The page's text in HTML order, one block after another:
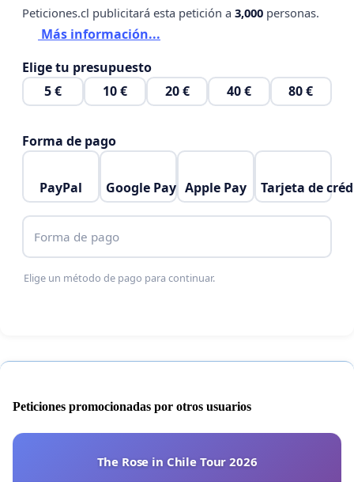
Peticiones.cl publicitará esta petición a 3,000 personas.
Más información...
Elige tu presupuesto
5 €
10 € 20 € 40 € 80 €
Forma de pago
PayPal Google Pay Apple Pay Tarjeta de
Forma de pago
Elige un método de pago para continuar.
Peticiones promocionadas por otros usuarios
The Rose in Chile Tour 2026